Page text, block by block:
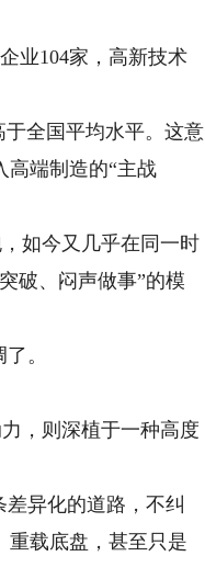
业104家，高新技术
全国平均水平。这意
高端制造的“主战
如今又几乎在同一时
破、闷声做事”的模
。
，则深植于一种高度
异化的道路，不纠
重载底盘，甚至只是